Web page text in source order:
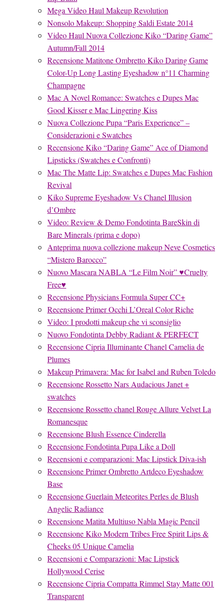
Mega Video Haul Makeup Revolution
Nonsolo Makeup: Shopping Saldi Estate 2014
Video Haul Nuova Collezione Kiko “Daring Game”
Autumn/Fall 2014
Recensione Matitone Ombretto Kiko Daring Game
Color-Up Long Lasting Eyeshadow n°11 Charming
Champagne
Mac A Novel Romance: Swatches e Dupes Mac
Good Kisser e Mac Lingering Kiss
Nuova Collezione Pupa “Paris Experience” –
Considerazioni e Swatches
Recensione Kiko “Daring Game” Ace of Diamond
Lipsticks (Swatches e Confronti)
Mac The Matte Lip: Swatches e Dupes Mac Fashion
Revival
Kiko Supreme Eyeshadow Vs Chanel Illusion
d’Ombre
Video: Review & Demo Fondotinta BareSkin di
Bare Minerals (prima e dopo)
Anteprima nuova collezione makeup Neve Cosmetics
“Mistero Barocco”
Nuovo Mascara NABLA “Le Film Noir” ♥Cruelty
Free♥
Recensione Physicians Formula Super CC+
Recensione Primer Occhi L’Oreal Color Riche
Video: I prodotti makeup che vi sconsiglio
Nuovo Fondotinta Debby Radiant & PERFECT
Recensione Cipria Illuminante Chanel Camelia de
Plumes
Makeup Primavera: Mac for Isabel and Ruben Toledo
Recensione Rossetto Nars Audacious Janet +
swatches
Recensione Rossetto chanel Rouge Allure Velvet La
Romanesque
Recensione Blush Essence Cinderella
Recensione Fondotinta Pupa Like a Doll
Recensioni e comparazioni: Mac Lipstick Diva-ish
Recensione Primer Ombretto Artdeco Eyeshadow
Base
Recensione Guerlain Meteorites Perles de Blush
Angelic Radiance
Recensione Matita Multiuso Nabla Magic Pencil
Recensione Kiko Modern Tribes Free Spirit Lips &
Cheeks 05 Unique Camelia
Recensioni e Comparazioni: Mac Lipstick
Hollywood Cerise
Recensione Cipria Compatta Rimmel Stay Matte 001
Transparent